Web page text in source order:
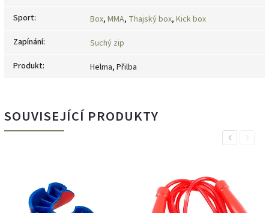
Sport: Box, MMA, Thajský box, Kick box
Zapínání:
Suchý zip
Produkt: Helma, Přilba
SOUVISEJÍCÍ PRODUKTY
PreviousNext